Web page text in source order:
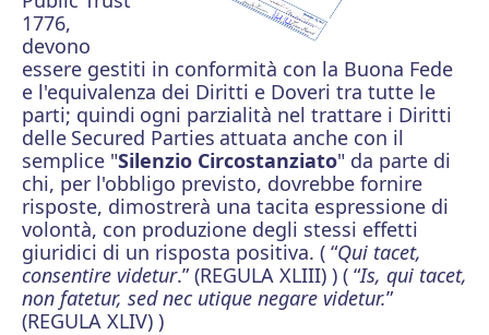
1776,
devono
essere gestiti in conformità con la Buona Fede
e l'equivalenza dei Diritti e Doveri tra tutte le
parti; quindi ogni parzialità nel trattare i Diritti
delle Secured Parties attuata anche con il
semplice "Silenzio Circostanziato" da parte di
chi, per l'obbligo previsto, dovrebbe fornire
risposte, dimostrerà una tacita espressione di
volontà, con produzione degli stessi effetti
giuridici di un risposta positiva. ( “Qui tacet,
consentire videtur.” (REGULA XLIII) ) ( “Is, qui tacet,
non fatetur, sed nec utique negare videtur.”
(REGULA XLIV) )